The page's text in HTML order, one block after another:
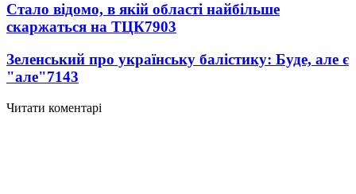
Стало відомо, в якій області найбільше
скаржаться на ТЦК7903
Зеленський про українську балістику: Буде, але є
"але"7143
Читати коментарі